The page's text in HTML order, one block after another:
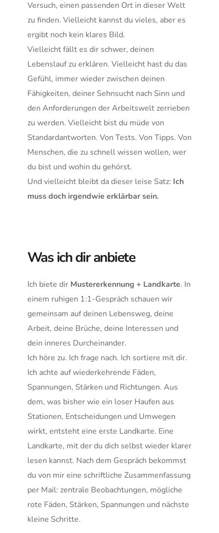
Versuch, einen passenden Ort in dieser Welt
zu finden. Vielleicht kannst du vieles, aber es
ergibt noch kein klares Bild.
Vielleicht fällt es dir schwer, deinen
Lebenslauf zu erklären. Vielleicht hast du das
Gefühl, immer wieder zwischen deinen
Fähigkeiten, deiner Sehnsucht nach Sinn und
den Anforderungen der Arbeitswelt zerrieben
zu werden. Vielleicht bist du müde von
Standardantworten. Von Tests. Von Tipps. Von
Menschen, die zu schnell wissen wollen, wer
du bist und wohin du gehörst.
Und vielleicht bleibt da dieser leise Satz: Ich
muss doch irgendwie erklärbar sein.
Was ich dir anbiete
Ich biete dir Mustererkennung + Landkarte. In
einem ruhigen 1:1-Gespräch schauen wir
gemeinsam auf deinen Lebensweg, deine
Arbeit, deine Brüche, deine Interessen und
dein inneres Durcheinander.
Ich höre zu. Ich frage nach. Ich sortiere mit dir.
Ich achte auf wiederkehrende Fäden,
Spannungen, Stärken und Richtungen. Aus
dem, was bisher wie ein loser Haufen aus
Stationen, Entscheidungen und Umwegen
wirkt, entsteht eine erste Landkarte. Eine
Landkarte, mit der du dich selbst wieder klarer
lesen kannst. Nach dem Gespräch bekommst
du von mir eine schriftliche Zusammenfassung
per Mail: zentrale Beobachtungen, mögliche
rote Fäden, Stärken, Spannungen und nächste
kleine Schritte.